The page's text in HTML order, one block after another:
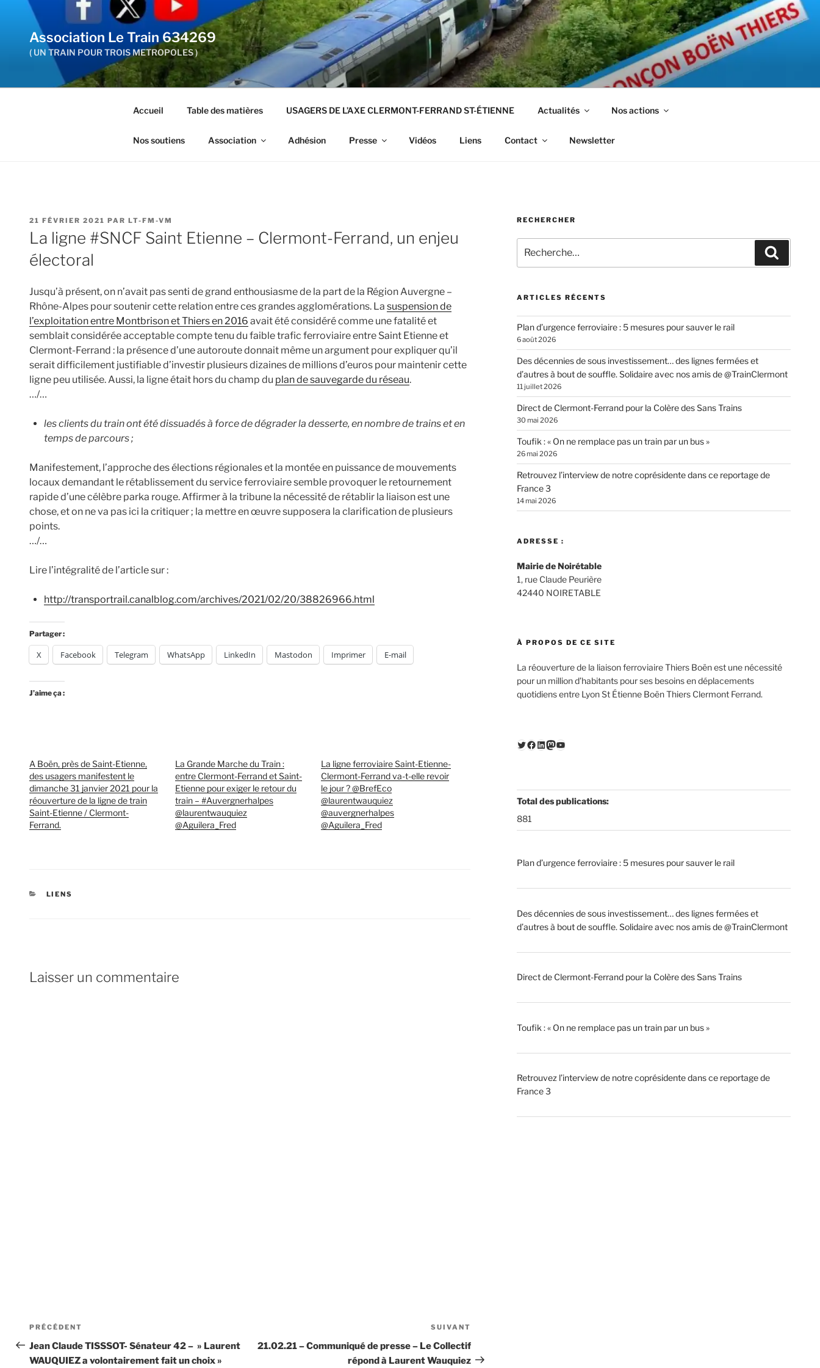
contenu
principal
Association Le Train 634269
( UN TRAIN POUR TROIS METROPOLES )
Accueil Table des matières USAGERS DE L’AXE CLERMONT-FERRAND ST-ÉTIENNE Actualités Nos actions
Nos soutiens Association Adhésion Presse Vidéos Liens Contact Newsletter
PUBLIÉ
LE
21 FÉVRIER 2021 PAR LT-FM-VM
La ligne #SNCF Saint Etienne – Clermont-Ferrand, un enjeu
électoral
Jusqu’à présent, on n’avait pas senti de grand enthousiasme de la part de la Région Auvergne –
Rhône-Alpes pour soutenir cette relation entre ces grandes agglomérations. La suspension de
l’exploitation entre Montbrison et Thiers en 2016 avait été considéré comme une fatalité et
semblait considérée acceptable compte tenu du faible trafic ferroviaire entre Saint Etienne et
Clermont-Ferrand : la présence d’une autoroute donnait même un argument pour expliquer qu’il
serait difficilement justifiable d’investir plusieurs dizaines de millions d’euros pour maintenir cette
ligne peu utilisée. Aussi, la ligne était hors du champ du plan de sauvegarde du réseau.
…/…
les clients du train ont été dissuadés à force de dégrader la desserte, en nombre de trains et en
temps de parcours ;
Manifestement, l’approche des élections régionales et la montée en puissance de mouvements
locaux demandant le rétablissement du service ferroviaire semble provoquer le retournement
rapide d’une célèbre parka rouge. Affirmer à la tribune la nécessité de rétablir la liaison est une
chose, et on ne va pas ici la critiquer ; la mettre en œuvre supposera la clarification de plusieurs
points.
…/…
Lire l’intégralité de l’article sur :
http://transportrail.canalblog.com/archives/2021/02/20/38826966.html
Partager :
X Facebook Telegram WhatsApp LinkedIn Mastodon Imprimer E-mail
J’aime ça :
A Boën, près de Saint-Etienne,
des usagers manifestent le
dimanche 31 janvier 2021 pour la
réouverture de la ligne de train
Saint-Etienne / Clermont-
Ferrand.
La Grande Marche du Train :
entre Clermont-Ferrand et Saint-
Etienne pour exiger le retour du
train – #Auvergnerhalpes
@laurentwauquiez
@Aguilera_Fred
La ligne ferroviaire Saint-Etienne-
Clermont-Ferrand va-t-elle revoir
le jour ? @BrefEco
@laurentwauquiez
@auvergnerhalpes
@Aguilera_Fred
CATÉGORIES
LIENS
Laisser un commentaire
Navigation
de
Article
précédent
PRÉCÉDENT
Jean Claude TISSSOT- Sénateur 42 – » Laurent
WAUQUIEZ a volontairement fait un choix »
suivant
SUIVANT
21.02.21 – Communiqué de presse – Le Collectif
répond à Laurent Wauquiez
RECHERCHER
pour
:
ARTICLES RÉCENTS
Plan d’urgence ferroviaire : 5 mesures pour sauver le rail
6 août 2026
Des décennies de sous investissement… des lignes fermées et
d’autres à bout de souffle. Solidaire avec nos amis de @TrainClermont
11 juillet 2026
Direct de Clermont-Ferrand pour la Colère des Sans Trains
30 mai 2026
Toufik : « On ne remplace pas un train par un bus »
26 mai 2026
Retrouvez l’interview de notre coprésidente dans ce reportage de
France 3
14 mai 2026
ADRESSE :
Mairie de Noirétable
1, rue Claude Peurière
42440 NOIRETABLE
À PROPOS DE CE SITE
La réouverture de la liaison ferroviaire Thiers Boën est une nécessité
pour un million d’habitants pour ses besoins en déplacements
quotidiens entre Lyon St Étienne Boën Thiers Clermont Ferrand.
Twitter
Facebook
LinkedIn
Mastodon
YouTube
Total des publications:
881
Plan d’urgence ferroviaire : 5 mesures pour sauver le rail
Des décennies de sous investissement… des lignes fermées et
d’autres à bout de souffle. Solidaire avec nos amis de @TrainClermont
Direct de Clermont-Ferrand pour la Colère des Sans Trains
Toufik : « On ne remplace pas un train par un bus »
Retrouvez l’interview de notre coprésidente dans ce reportage de
France 3